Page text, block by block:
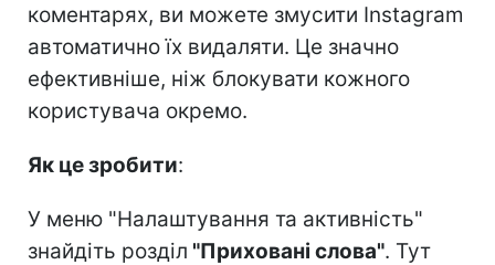
коментарях, ви можете змусити Instagram
автоматично їх видаляти. Це значно
ефективніше, ніж блокувати кожного
користувача окремо.
Як це зробити:
У меню "Налаштування та активність"
знайдіть розділ "Приховані слова". Тут